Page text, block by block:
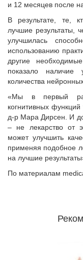
и 12 месяцев после
В результате, те,
лучшие результаты,
улучшилась
использованию
другие
показало
количества
«Мы в первый раз
когнитивных
д-р Мара Дирсен. И
– не лекарство от
может улучшить
применяя подобное
на лучшие
По материалам